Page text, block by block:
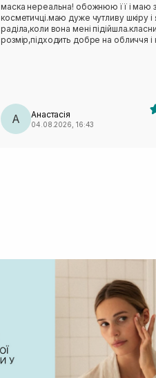
маска нереальна! обожнюю її і маю
косметичці.маю дуже чутливу шкіру і
раділа,коли вона мені
розмір,підходить добре на обличчя і
А Анастасія
04.08.2026, 16:43